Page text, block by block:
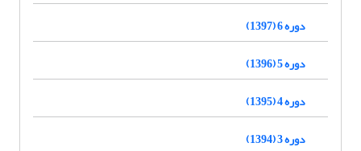
دوره 6 (1397)
دوره 5 (1396)
دوره 4 (1395)
دوره 3 (1394)